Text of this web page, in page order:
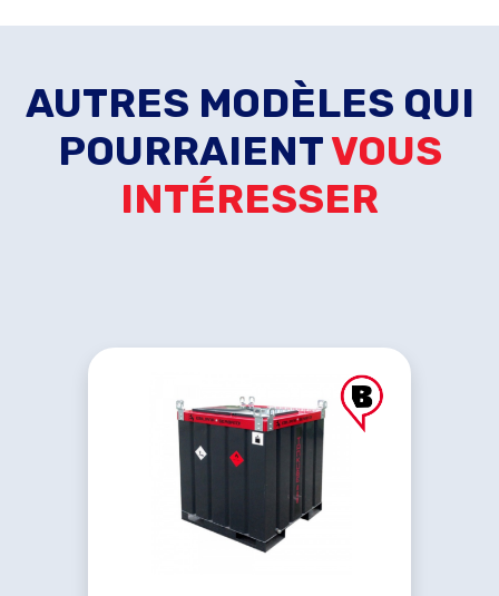
AUTRES MODÈLES QUI
POURRAIENTVOUS
INTÉRESSER